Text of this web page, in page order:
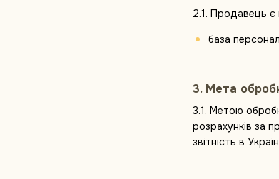
2.1. Продавець є
база
3. Мета
3.1. Метою
розрахунків за
звітність в